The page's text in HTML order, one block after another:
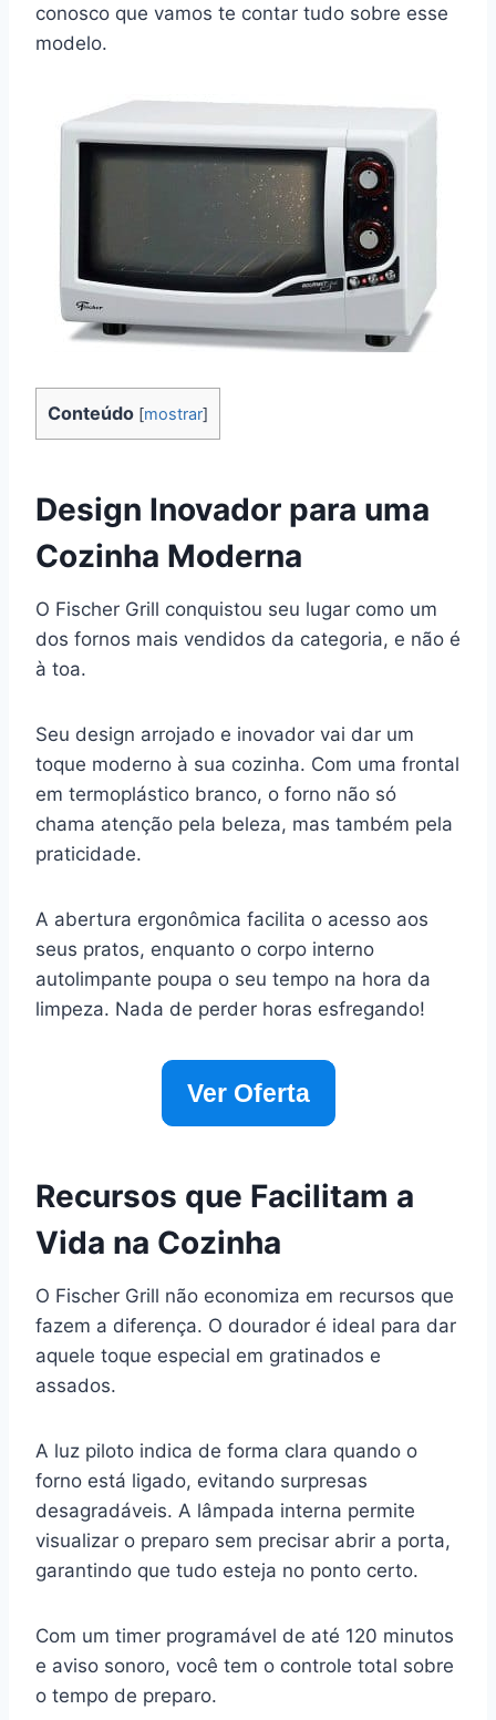
conosco que vamos te contar tudo sobre esse
modelo.
Conteúdo [mostrar]
Design Inovador para uma
Cozinha Moderna
O Fischer Grill conquistou seu lugar como um
dos fornos mais vendidos da categoria, e não é
à toa.
Seu design arrojado e inovador vai dar um
toque moderno à sua cozinha. Com uma frontal
em termoplástico branco, o forno não só
chama atenção pela beleza, mas também pela
praticidade.
A abertura ergonômica facilita o acesso aos
seus pratos, enquanto o corpo interno
autolimpante poupa o seu tempo na hora da
limpeza. Nada de perder horas esfregando!
Ver Oferta
Recursos que Facilitam a
Vida na Cozinha
O Fischer Grill não economiza em recursos que
fazem a diferença. O dourador é ideal para dar
aquele toque especial em gratinados e
assados.
A luz piloto indica de forma clara quando o
forno está ligado, evitando surpresas
desagradáveis. A lâmpada interna permite
visualizar o preparo sem precisar abrir a porta,
garantindo que tudo esteja no ponto certo.
Com um timer programável de até 120 minutos
e aviso sonoro, você tem o controle total sobre
o tempo de preparo.